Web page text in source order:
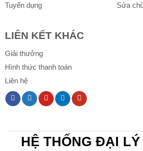
Tuyển dụng
Sửa
LIÊN KẾT KHÁC
Giải thưởng
Hình thức thanh toán
Liên hệ
HỆ THỐNG ĐẠI